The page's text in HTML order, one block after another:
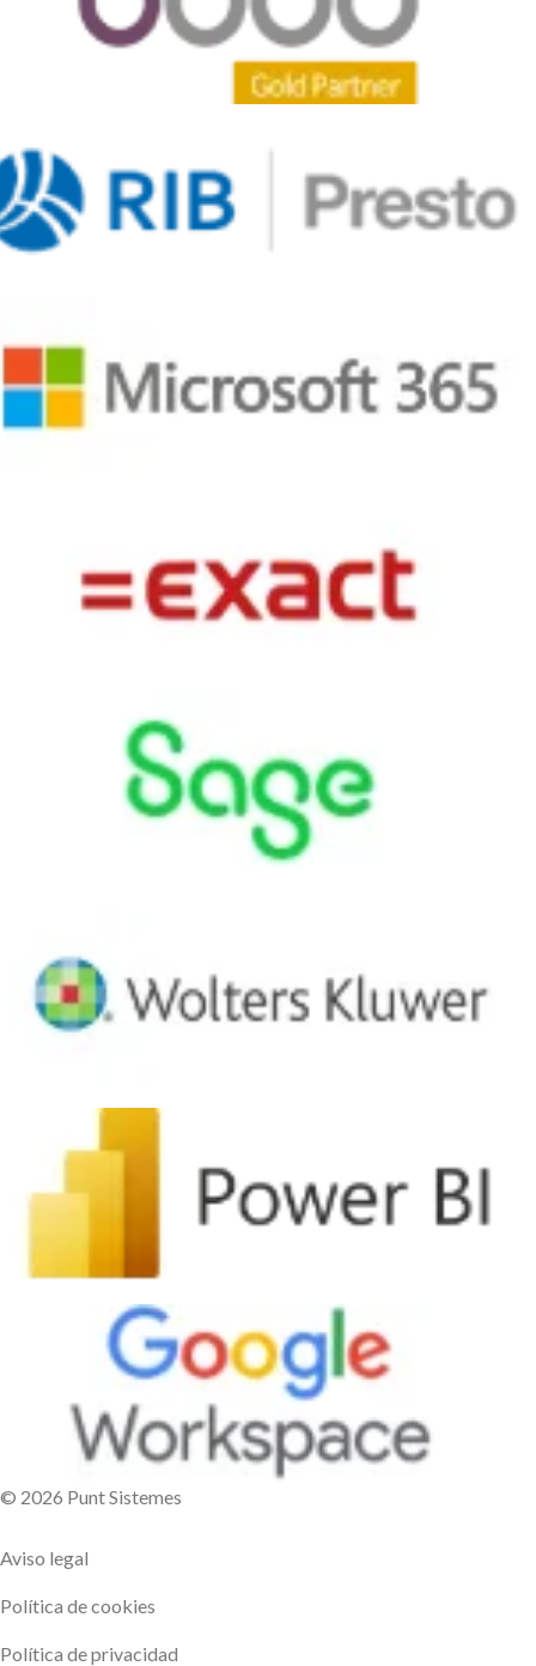
© 2026 Punt Sistemes
Aviso legal
Política de cookies
Política de privacidad